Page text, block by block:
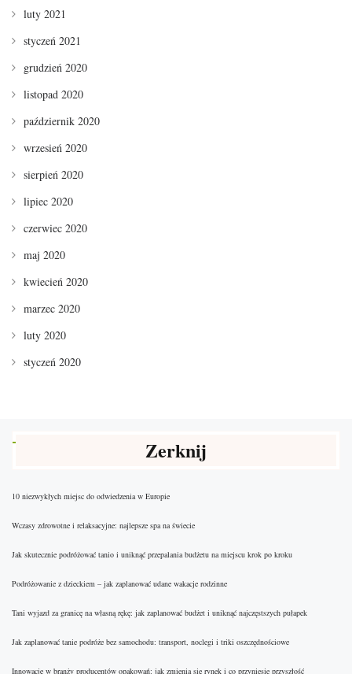
luty 2021
styczeń 2021
grudzień 2020
listopad 2020
październik 2020
wrzesień 2020
sierpień 2020
lipiec 2020
czerwiec 2020
maj 2020
kwiecień 2020
marzec 2020
luty 2020
styczeń 2020
Zerknij
10 niezwykłych miejsc do odwiedzenia w Europie
Wczasy zdrowotne i relaksacyjne: najlepsze spa na świecie
Jak skutecznie podróżować tanio i uniknąć przepalania budżetu na miejscu krok po kroku
Podróżowanie z dzieckiem – jak zaplanować udane wakacje rodzinne
Tani wyjazd za granicę na własną rękę: jak zaplanować budżet i uniknąć najczęstszych pułapek
Jak zaplanować tanie podróże bez samochodu: transport, noclegi i triki oszczędnościowe
Innowacje w branży producentów opakowań: jak zmienia się rynek i co przyniesie przyszłość